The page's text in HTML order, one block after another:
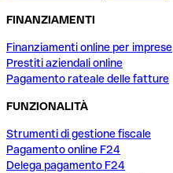
FINANZIAMENTI
Finanziamenti online per imprese
Prestiti aziendali online
Pagamento rateale delle fatture
FUNZIONALITÀ
Strumenti di gestione fiscale
Pagamento online F24
Delega pagamento F24